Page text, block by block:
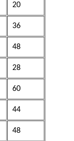
20
36
48
28
60
44
48